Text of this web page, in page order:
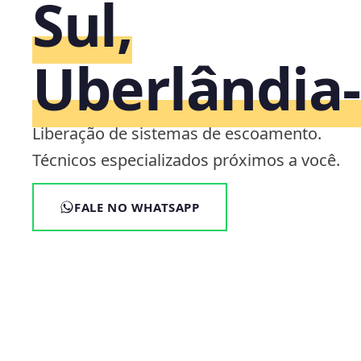
Sul,
Liberação de sistemas de escoamento.
Técnicos especializados próximos a você.
FALE NO WHATSAPP